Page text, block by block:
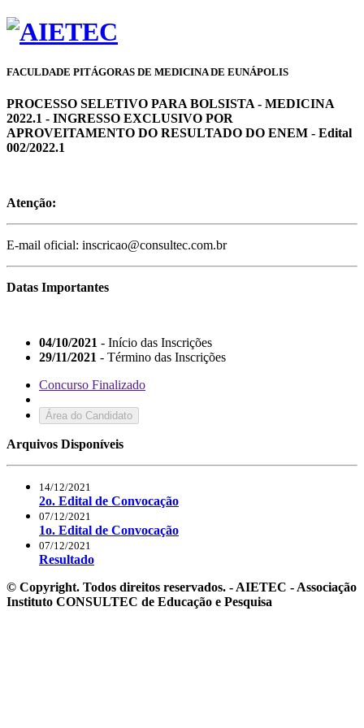
FACULDADE PITÁGORAS DE MEDICINA DE EUNÁPOLIS
PROCESSO SELETIVO PARA BOLSISTA - MEDICINA
2022.1 - INGRESSO EXCLUSIVO POR
APROVEITAMENTO DO RESULTADO DO ENEM - Edital
002/2022.1
Atenção:
E-mail oficial: inscricao@consultec.com.br
Datas Importantes
04/10/2021 - Início das Inscrições
29/11/2021 - Término das Inscrições
Concurso Finalizado
Área do Candidato
Arquivos Disponíveis
14/12/2021
2o. Edital de Convocação
07/12/2021
1o. Edital de Convocação
07/12/2021
Resultado
© Copyright. Todos direitos reservados. - AIETEC - Associação
Instituto CONSULTEC de Educação e Pesquisa